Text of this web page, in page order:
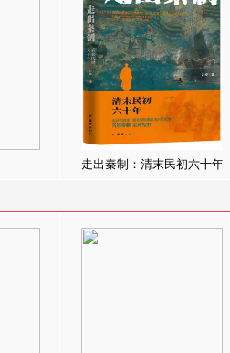
走出秦制：清末民初六十年